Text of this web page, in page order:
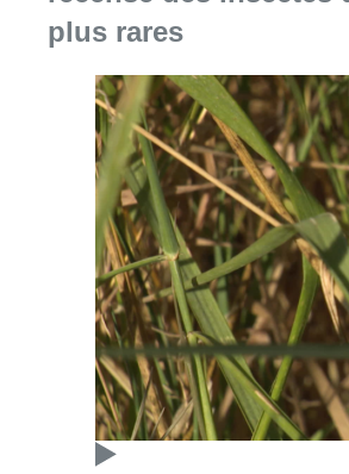
08 août 2026Consulter l'article "Au
Marathon de
ce week-end: “Une
flashée à 121 km/h
Tervuren”